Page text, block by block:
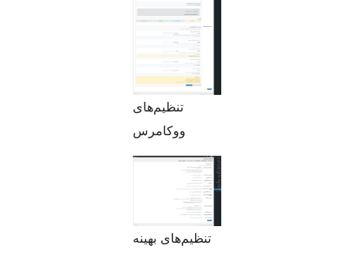
تنظیم‌های
ووکامرس
تنظیم‌های بهینه